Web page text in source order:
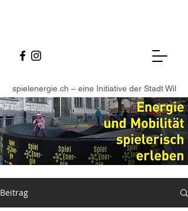
spielenergie.ch – eine Initiative der Stadt Wil
Beitrag